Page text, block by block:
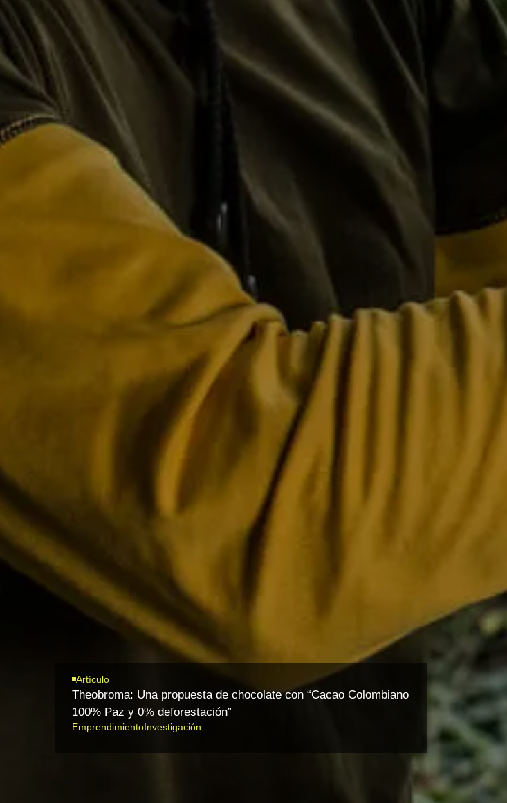
Artículo
Theobroma: Una propuesta de chocolate con “Cacao Colombiano
100% Paz y 0% deforestación”
EmprendimientoInvestigación